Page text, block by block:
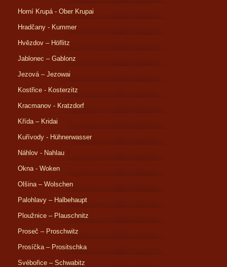
Horní Krupá - Ober Krupai
Hradčany - Kummer
Hvězdov – Höflitz
Jablonec – Gablonz
Jezová – Jezowai
Kostřice - Kosterzitz
Kracmanov - Kratzdorf
Křída – Kridai
Kuřívody - Hühnerwasser
Náhlov - Nahlau
Okna - Woken
Olšina – Wolschen
Palohlavy – Halbehaupt
Ploužnice – Plauschnitz
Proseč – Proschwitz
Prosíčka – Prositschka
Svébořice – Schwabitz